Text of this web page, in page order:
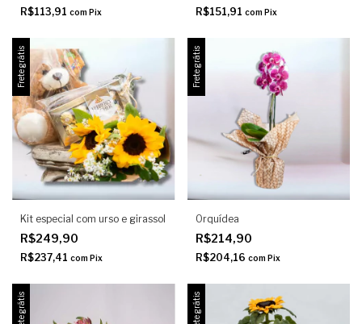
R$113,91 com Pix R$151,91 com Pix
Frete grátis
Kit especial com urso e girassol
R$249,90
R$237,41 com Pix
Frete grátis
Orquídea
R$214,90
R$204,16 com Pix
Frete grátis Frete grátis